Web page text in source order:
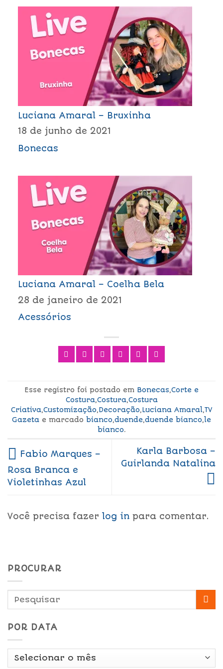
Luciana Amaral – Bruxinha
18 de junho de 2021
Bonecas
Luciana Amaral – Coelha Bela
28 de janeiro de 2021
Acessórios
Esse registro foi postado em Bonecas,Corte e
Costura,Costura,Costura
Criativa,Customização,Decoração,Luciana Amaral,TV
Gazeta e marcado bianco,duende,duende bianco,le
bianco.
Fabio Marques –
Rosa Branca e
Violetinhas Azul
Karla Barbosa –
Guirlanda Natalina
Você precisa fazer log in para comentar.
PROCURAR
POR DATA
Por